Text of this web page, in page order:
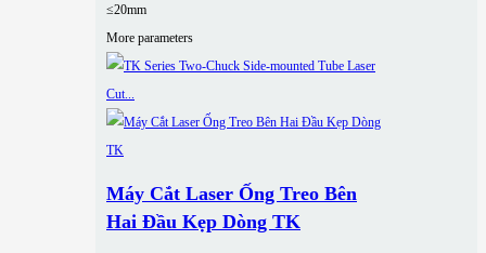
≤20mm
More parameters
Máy Cắt Laser Ống Treo Bên
Hai Đầu Kẹp Dòng TK